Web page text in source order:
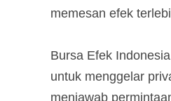
memesan efek
Bursa Efek
untuk menggelar
menjawab